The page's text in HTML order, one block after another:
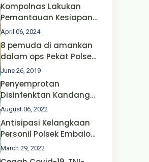
Kompolnas Lakukan
Pemantauan Kesiapan
Operasi Ketupat 2024 di
Polda Jatim Bersama
Kapolri dan Menteri
Perhubungan
April 06, 2024
8 pemuda di amankan
dalam ops Pekat Polsek
Jongkong
June 26, 2019
Penyemprotan
Disinfenktan Kandang
Ternak Kambing warga
Oleh Satgas Ops Aman
Nusa II Polda Kalbar*
August 06, 2022
Antisipasi Kelangkaan
Personil Polsek Embaloh
Hulu Gencar Lakukan
Pengecekan Oksigen
March 29, 2022